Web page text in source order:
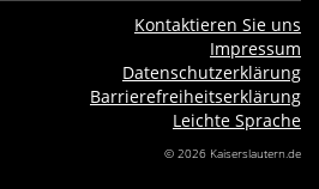
Kontaktieren Sie uns
Impressum
Datenschutzerklärung
Barrierefreiheits­erklärung
Leichte Sprache
© 2026 Kaiserslautern.de